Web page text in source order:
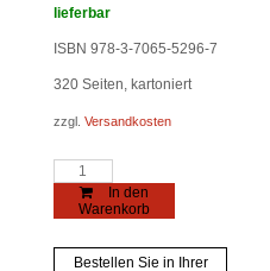
lieferbar
ISBN 978-3-7065-5296-7
320 Seiten, kartoniert
zzgl. Versandkosten
Erinnern
-
Erzählen
-
Menge
In den
Warenkorb
Bestellen Sie in Ihrer